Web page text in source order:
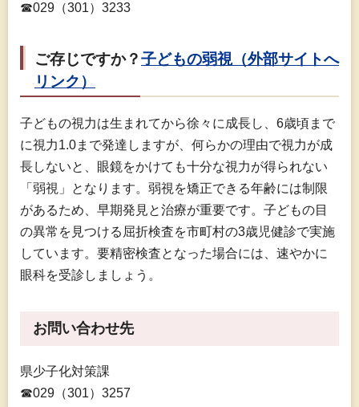
☎029（301）3233
ご存じですか？子どもの弱視（外部サイトへ
リンク）
子どもの視力は生まれてから徐々に成長し、6歳頃まで
に視力1.0まで発達しますが、何らかの理由で視力が成
長しないと、眼鏡をかけても十分な視力が得られない
「弱視」となります。弱視を矯正できる年齢には制限
があるため、早期発見と治療が重要です。子どもの目
の異常を見つける屈折検査を市町村の3歳児健診で実施
しています。要精密検査となった場合には、速やかに
眼科を受診しましょう。
お問い合わせ先
県少子化対策課
☎029（301）3257